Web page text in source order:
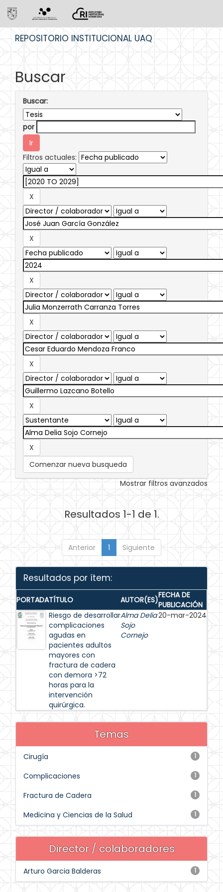
REPOSITORIO INSTITUCIONAL UAQ
Buscar
Buscar:
por
Filtros actuales:
Comenzar nueva busqueda
Mostrar filtros avanzados
Resultados 1-1 de 1.
Anterior 1 Siguiente
Resultados por ítem:
PORTADATÍTULO AUTOR(ES)FECHA DE
PUBLICACIÓN
Riesgo de desarrollar
complicaciones
agudas en
pacientes adultos
mayores con
fractura de cadera
con demora >72
horas para la
intervención
quirúrgica.
Alma Delia
Sojo
Cornejo
20-mar-2024
Temas
1
Cirugía
1
Complicaciones
1
Fractura de Cadera
1
Medicina y Ciencias de la Salud
Director / colaboradores
1
Arturo Garcia Balderas